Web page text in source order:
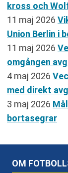
kross och
11 maj 2026
Union Berlin i
11 maj 2026
omgången
4 maj 2026
med direkt
3 maj 2026
bortasegrar
OM